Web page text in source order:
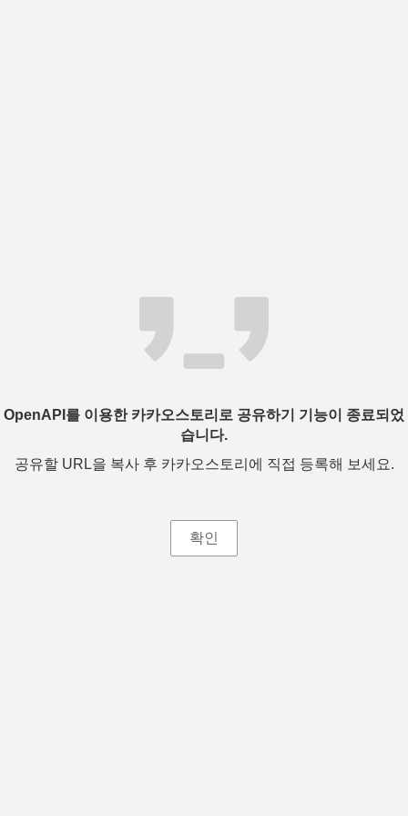
OpenAPI를 이용한 카카오스토리로 공유하기 기능이 종료되었
습니다.
공유할 URL을 복사 후 카카오스토리에 직접 등록해 보세요.
확인